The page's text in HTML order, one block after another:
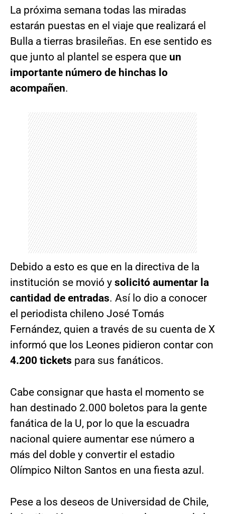
La próxima semana todas las miradas
estarán puestas en el viaje que realizará el
Bulla a tierras brasileñas. En ese sentido es
que junto al plantel se espera que un
importante número de hinchas lo
acompañen.
Debido a esto es que en la directiva de la
institución se movió y solicitó aumentar la
cantidad de entradas. Así lo dio a conocer
el periodista chileno José Tomás
Fernández, quien a través de su cuenta de X
informó que los Leones pidieron contar con
4.200 tickets para sus fanáticos.
Cabe consignar que hasta el momento se
han destinado 2.000 boletos para la gente
fanática de la U, por lo que la escuadra
nacional quiere aumentar ese número a
más del doble y convertir el estadio
Olímpico Nilton Santos en una fiesta azul.
Pese a los deseos de Universidad de Chile,